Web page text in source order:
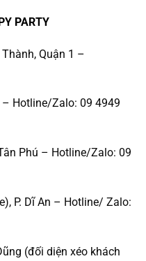
PARTY
Quận 1 –
– Hotline/Zalo: 09 4949
Phú – Hotline/Zalo: 09
P. Dĩ An – Hotline/ Zalo:
(đối diện xéo khách